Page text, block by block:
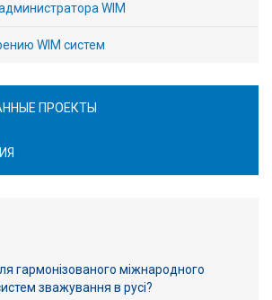
WIM
WIM систем
ПРОЕКТЫ
гармонізованого міжнародного
зважування в русі?